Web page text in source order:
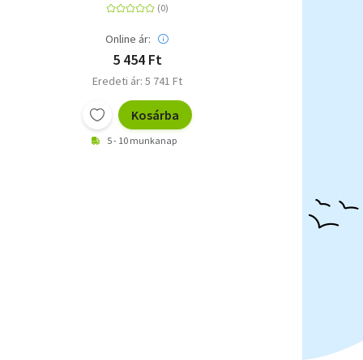
Online ár:
5 454 Ft
Eredeti ár: 5 741 Ft
Kosárba
5 - 10 munkanap